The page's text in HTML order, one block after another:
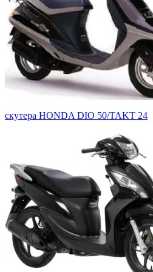
скутера HONDA DIO 50/TAKT 24